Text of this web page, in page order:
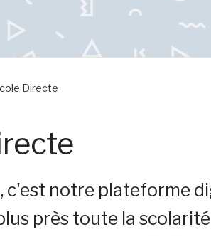
Directe
c'est notre plateforme
près toute la